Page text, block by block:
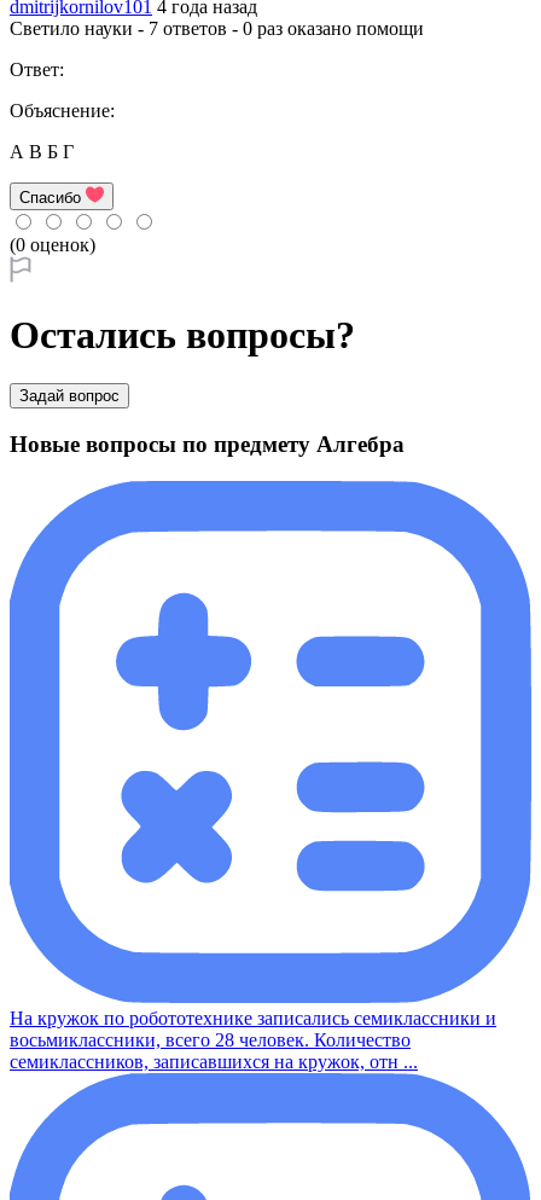
dmitrijkornilov101 4 года назад
Светило науки - 7 ответов - 0 раз оказано помощи
Ответ:
Объяснение:
А В Б Г
Спасибо
(0 оценок)
Остались вопросы?
Задай вопрос
Новые вопросы по предмету Алгебра
На кружок по робототехнике записались семиклассники и
восьмиклассники, всего 28 человек. Количество
семиклассников, записавшихся на кружок, отн ...